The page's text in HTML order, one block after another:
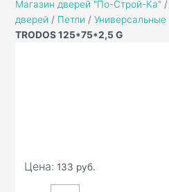
Магазин дверей "По-Строй-Ка"/
дверей / Петли / Универсальные
TRODOS 125*75*2,5 G
Цена: 133 руб.